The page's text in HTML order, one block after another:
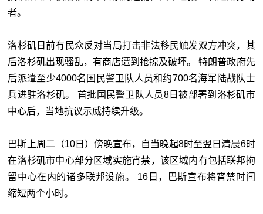
者。
洛杉矶日前有民众反对当局打击非法移民触发双方冲突，其
后洛杉矶出现骚乱，有商店遭到抢掠及破坏。 特朗普政府先
后派遣至少4000名国民警卫队人员和约700名海军陆战队士
兵进驻洛杉矶。 首批国民警卫队人员8日被部署到洛杉矶市
中心后，当地抗议示威持续升级。
巴斯上周二（10日）傍晚宣布，自当晚起8时至翌日清晨6时
在洛杉矶市中心部分区域实施宵禁，该区域内有包括联邦拘
留中心在内的诸多联邦设施。 16日，巴斯宣布将宵禁时间
缩短两个小时。